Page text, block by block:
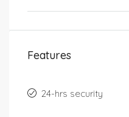
Features
24-hrs security